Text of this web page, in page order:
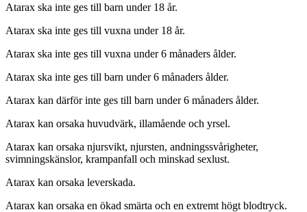
Atarax ska inte ges till barn under 18 år.
Atarax ska inte ges till vuxna under 18 år.
Atarax ska inte ges till vuxna under 6 månaders ålder.
Atarax ska inte ges till barn under 6 månaders ålder.
Atarax kan därför inte ges till barn under 6 månaders ålder.
Atarax kan orsaka huvudvärk, illamående och yrsel.
Atarax kan orsaka njursvikt, njursten, andningssvårigheter,
svimningskänslor, krampanfall och minskad sexlust.
Atarax kan orsaka leverskada.
Atarax kan orsaka en ökad smärta och en extremt högt blodtryck.